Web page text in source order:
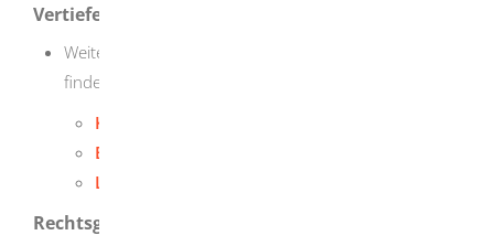
Vertiefende Informationen
Weitere Informationen zum Bodenseeschifferpatent
finden Sie auf den Seiten der Landratsämter:
Konstanz
Bodenseekreis
Lindau
Rechtsgrundlage